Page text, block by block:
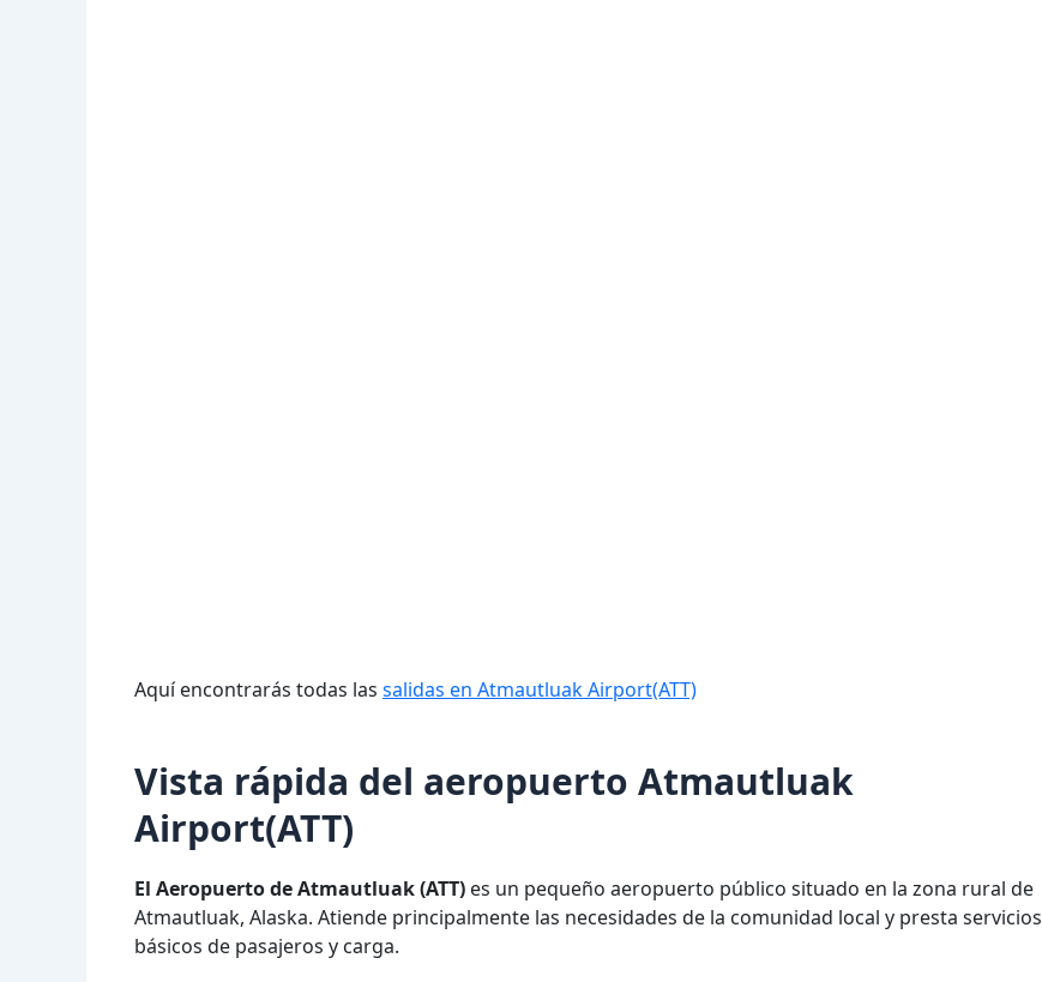
Aquí encontrarás todas las salidas en Atmautluak Airport(ATT)
Vista rápida del aeropuerto Atmautluak
Airport(ATT)
El Aeropuerto de Atmautluak (ATT) es un pequeño aeropuerto público situado en la zona rural de
Atmautluak, Alaska. Atiende principalmente las necesidades de la comunidad local y presta servicios
básicos de pasajeros y carga.